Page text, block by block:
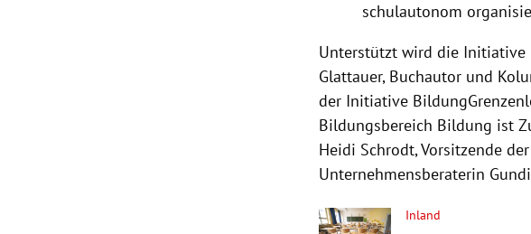
schulautonom
Unterstützt wird die Initiative
Glattauer, Buchautor und
der Initiative
Bildungsbereich Bildung ist
Heidi Schrodt, Vorsitzende
Unternehmensberaterin
Inland